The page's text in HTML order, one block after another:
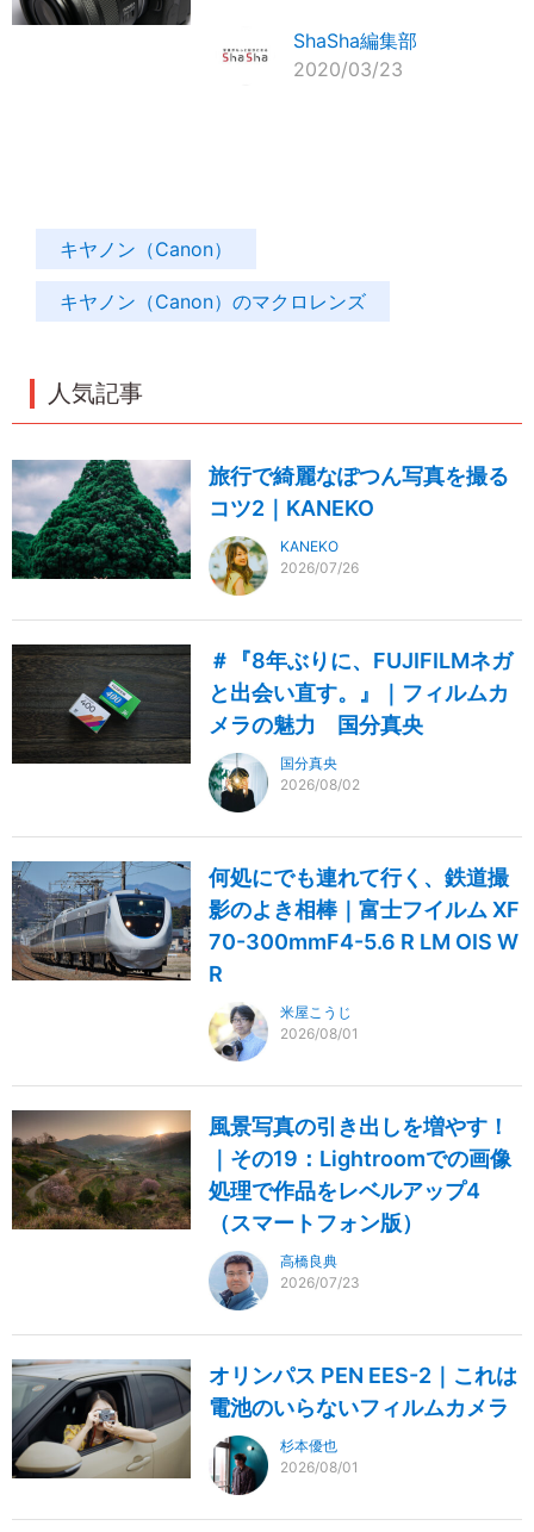
ShaSha編集部
2020/03/23
キヤノン（Canon）
キヤノン（Canon）のマクロレンズ
人気記事
旅行で綺麗なぽつん写真を撮る
コツ2｜KANEKO
KANEKO
2026/07/26
＃『8年ぶりに、FUJIFILMネガ
と出会い直す。』｜フィルムカ
メラの魅力 国分真央
国分真央
2026/08/02
何処にでも連れて行く、鉄道撮
影のよき相棒｜富士フイルム XF
70-300mmF4-5.6 R LM OIS W
R
米屋こうじ
2026/08/01
風景写真の引き出しを増やす！
｜その19：Lightroomでの画像
処理で作品をレベルアップ4
（スマートフォン版）
高橋良典
2026/07/23
オリンパス PEN EES-2｜これは
電池のいらないフィルムカメラ
杉本優也
2026/08/01